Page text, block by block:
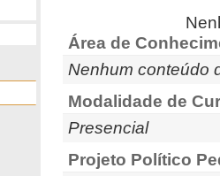
Área de
Nenhum conteúdo
Modalidade de
Presencial
Projeto Político